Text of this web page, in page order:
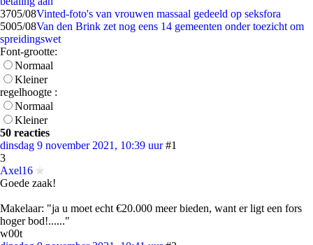
3705/08Vinted-foto's van vrouwen massaal gedeeld op seksfora
5005/08Van den Brink zet nog eens 14 gemeenten onder toezicht om
spreidingswet
Font-grootte:
Normaal
Kleiner
regelhoogte :
Normaal
Kleiner
50 reacties
dinsdag 9 november 2021, 10:39 uur #1
3
Axel16
Goede zaak!
Makelaar: "ja u moet echt €20.000 meer bieden, want er ligt een fors
hoger bod!......"
w00t